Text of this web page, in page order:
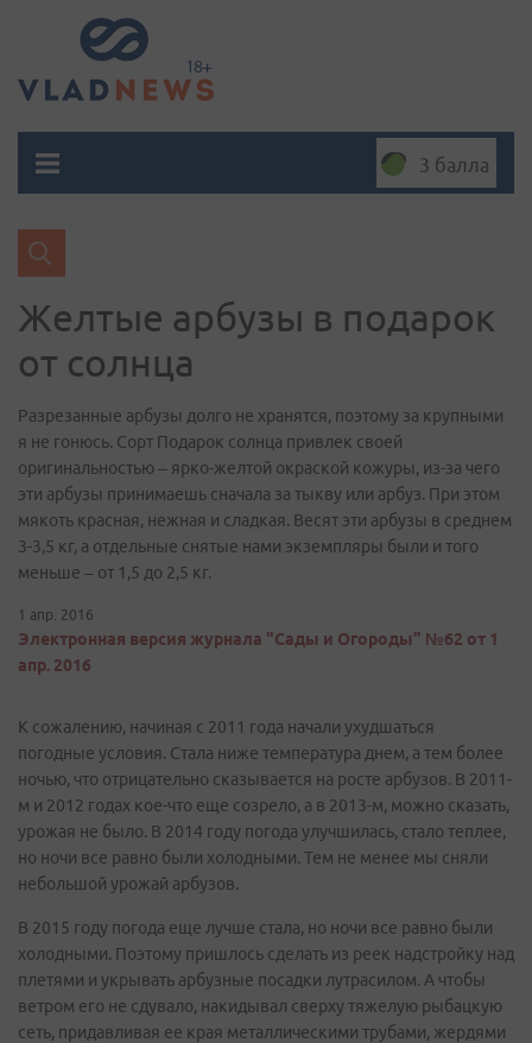
3 балла
Желтые арбузы в подарок
от солнца
Разрезанные арбузы долго не хранятся, поэтому за крупными
я не гонюсь. Сорт Подарок солнца привлек своей
оригинальностью – ярко-желтой окраской кожуры, из-за чего
эти арбузы принимаешь сначала за тыкву или арбуз. При этом
мякоть красная, нежная и сладкая. Весят эти арбузы в среднем
3-3,5 кг, а отдельные снятые нами экземпляры были и того
меньше – от 1,5 до 2,5 кг.
1 апр. 2016
Электронная версия журнала "Сады и Огороды" №62 от 1
апр. 2016
К сожалению, начиная с 2011 года начали ухудшаться
погодные условия. Стала ниже температура днем, а тем более
ночью, что отрицательно сказывается на росте арбузов. В 2011-
м и 2012 годах кое-что еще созрело, а в 2013-м, можно сказать,
урожая не было. В 2014 году погода улучшилась, стало теплее,
но ночи все равно были холодными. Тем не менее мы сняли
небольшой урожай арбузов.
В 2015 году погода еще лучше стала, но ночи все равно были
холодными. Поэтому пришлось сделать из реек надстройку над
плетями и укрывать арбузные посадки лутрасилом. А чтобы
ветром его не сдувало, накидывал сверху тяжелую рыбацкую
сеть, придавливая ее края металлическими трубами, жердями